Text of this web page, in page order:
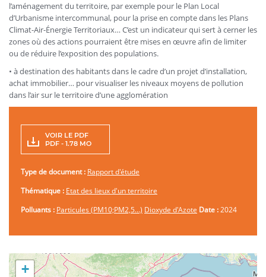
l’aménagement du territoire, par exemple pour le Plan Local
d’Urbanisme intercommunal, pour la prise en compte dans les Plans
Climat-Air-Énergie Territoriaux… C’est un indicateur qui sert à cerner les
zones où des actions pourraient être mises en œuvre afin de limiter
ou de réduire l’exposition des populations.
• à destination des habitants dans le cadre d’un projet d’installation,
achat immobilier… pour visualiser les niveaux moyens de pollution
dans l’air sur le territoire d’une agglomération
VOIR LE PDF
PDF - 1.78 MO
Type de document : Rapport d'étude
Thématique : Etat des lieux d'un territoire
Polluants : Particules (PM10;PM2,5…) Dioxyde d'Azote Date :2024
+